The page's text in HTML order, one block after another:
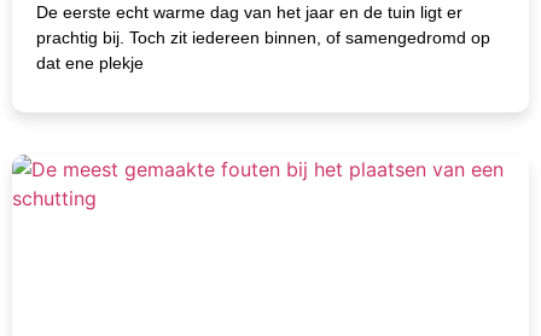
De eerste echt warme dag van het jaar en de tuin ligt er
prachtig bij. Toch zit iedereen binnen, of samengedromd op
dat ene plekje